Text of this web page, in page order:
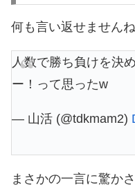
何も言い返せません
人数で勝ち負けを決
ー！って思ったw
— 山活 (@tdkmam2)
まさかの一言に驚か